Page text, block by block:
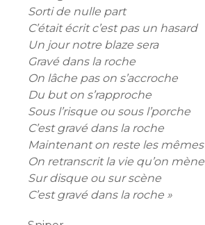
Sorti de nulle part
C’était écrit c’est pas un hasard
Un jour notre blaze sera
Gravé dans la roche
On lâche pas on s’accroche
Du but on s’rapproche
Sous l’risque ou sous l’porche
C’est gravé dans la roche
Maintenant on reste les mêmes
On retranscrit la vie qu’on mène
Sur disque ou sur scène
C’est gravé dans la roche »